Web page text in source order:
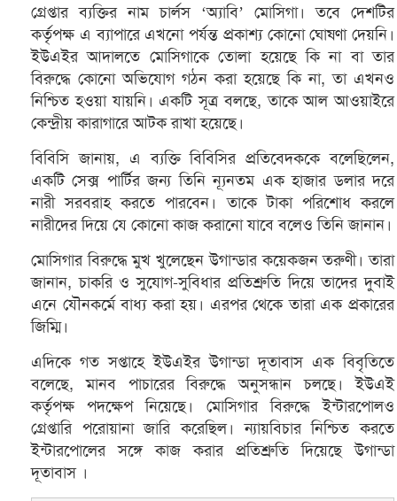
গ্রেপ্তার ব্যক্তির নাম চার্লস ‘অ্যাবি’ মোসিগা। তবে দেশটির
কর্তৃপক্ষ এ ব্যাপারে এখনো পর্যন্ত প্রকাশ্য কোনো ঘোষণা দেয়নি।
ইউএইর আদালতে মোসিগাকে তোলা হয়েছে কি না বা তার
বিরুদ্ধে কোনো অভিযোগ গঠন করা হয়েছে কি না, তা এখনও
নিশ্চিত হওয়া যায়নি। একটি সূত্র বলছে, তাকে আল আওয়াইরে
কেন্দ্রীয় কারাগারে আটক রাখা হয়েছে।
বিবিসি জানায়, এ ব্যক্তি বিবিসির প্রতিবেদককে বলেছিলেন,
একটি সেক্স পার্টির জন্য তিনি ন্যূনতম এক হাজার ডলার দরে
নারী সরবরাহ করতে পারবেন। তাকে টাকা পরিশোধ করলে
নারীদের দিয়ে যে কোনো কাজ করানো যাবে বলেও তিনি জানান।
মোসিগার বিরুদ্ধে মুখ খুলেছেন উগান্ডার কয়েকজন তরুণী। তারা
জানান, চাকরি ও সুযোগ-সুবিধার প্রতিশ্রুতি দিয়ে তাদের দুবাই
এনে যৌনকর্মে বাধ্য করা হয়। এরপর থেকে তারা এক প্রকারের
জিম্মি।
এদিকে গত সপ্তাহে ইউএইর উগান্ডা দূতাবাস এক বিবৃতিতে
বলেছে, মানব পাচারের বিরুদ্ধে অনুসন্ধান চলছে। ইউএই
কর্তৃপক্ষ পদক্ষেপ নিয়েছে। মোসিগার বিরুদ্ধে ইন্টারপোলও
গ্রেপ্তারি পরোয়ানা জারি করেছিল। ন্যায়বিচার নিশ্চিত করতে
ইন্টারপোলের সঙ্গে কাজ করার প্রতিশ্রুতি দিয়েছে উগান্ডা
দূতাবাস ।